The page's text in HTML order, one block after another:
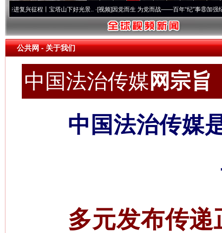
丨宝塔山下好光景..·[视频]因党而生 为党而战——百年“纪”事⑧加强纪律..·[视频]牢
公共网- 关于我们
中国法治传媒 网宗
中国法治传媒
多元发布传